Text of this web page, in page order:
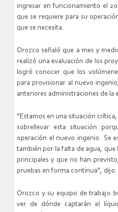
ingresar en funcionamiento el
que se requiere para su
que se necesita.
Orozco señaló que a mes y
realizó una evaluación de los
logró conocer que los
para provisionar al nuevo
anteriores administraciones de la
“Estamos en una situación
sobrellevar esta situación
operación el nuevo ingenio. Se
también por la falta de agua, que
principales y que no han
pruebas en forma continua”, dijo.
Orozco y su equipo de trabajo
ver de dónde captarán el